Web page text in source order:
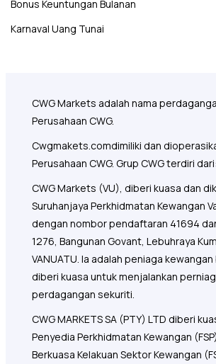
Bonus Keuntungan Bulanan
Karnaval Uang Tunai
CWG Markets adalah nama
Perusahaan CWG.
Cwgmakets.comdimiliki dan
Perusahaan CWG. Grup CWG terdiri dari:
CWG Markets (VU), diberi kuasa dan
Suruhanjaya Perkhidmatan Kewangan
dengan nombor pendaftaran 41694
1276, Bangunan Govant, Lebuhraya
VANUATU. Ia adalah peniaga
diberi kuasa untuk menjalankan
perdagangan sekuriti.
CWG MARKETS SA (PTY) LTD diberi
Penyedia Perkhidmatan Kewangan
Berkuasa Kelakuan Sektor Kewangan